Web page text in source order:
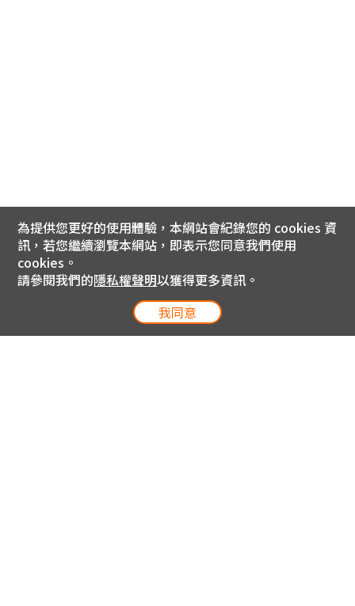
為提供您更好的使用體驗，本網站會紀錄您的 cookies 資
訊，若您繼續瀏覽本網站，即表示您同意我們使用
cookies。
請參閱我們的隱私權聲明以獲得更多資訊。
我同意